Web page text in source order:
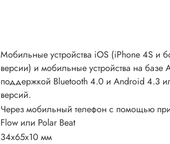
Мобильные устройства iOS (iPhone 4S и
версии) и мобильные устройства на базе
поддержкой Bluetooth 4.0 и Android 4.3
версий.
Через мобильный телефон с помощью
Flow или Polar Beat
34x65x10 мм